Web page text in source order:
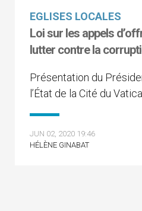
EGLISES LOCALES
Loi sur les appels
lutter contre la
Présentation du
l’État de la Cité du
JUN 02, 2020 19:46
HÉLÈNE GINABAT